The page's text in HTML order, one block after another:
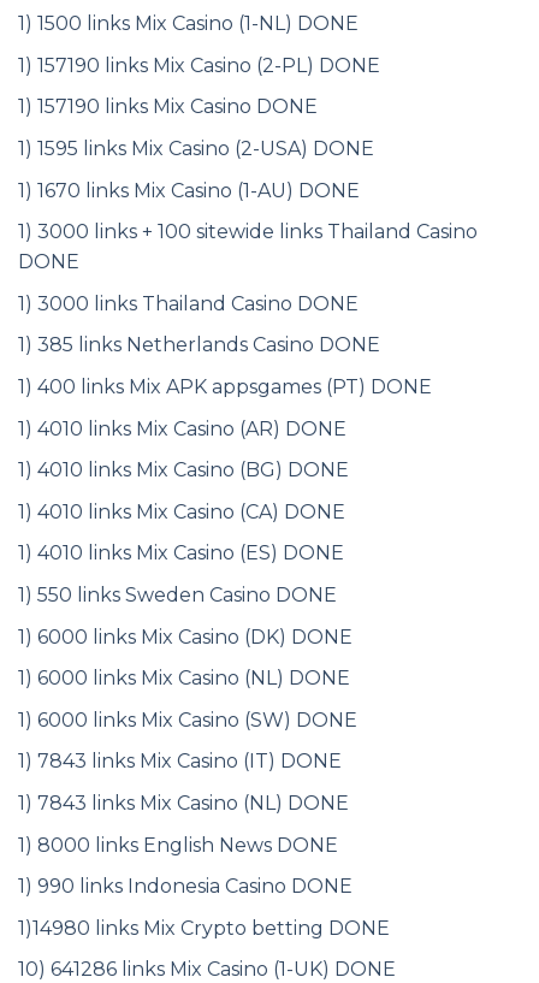
1) 1500 links Mix Casino (1-NL) DONE
1) 157190 links Mix Casino (2-PL) DONE
1) 157190 links Mix Casino DONE
1) 1595 links Mix Casino (2-USA) DONE
1) 1670 links Mix Casino (1-AU) DONE
1) 3000 links + 100 sitewide links Thailand Casino
DONE
1) 3000 links Thailand Casino DONE
1) 385 links Netherlands Casino DONE
1) 400 links Mix APK appsgames (PT) DONE
1) 4010 links Mix Casino (AR) DONE
1) 4010 links Mix Casino (BG) DONE
1) 4010 links Mix Casino (CA) DONE
1) 4010 links Mix Casino (ES) DONE
1) 550 links Sweden Casino DONE
1) 6000 links Mix Casino (DK) DONE
1) 6000 links Mix Casino (NL) DONE
1) 6000 links Mix Casino (SW) DONE
1) 7843 links Mix Casino (IT) DONE
1) 7843 links Mix Casino (NL) DONE
1) 8000 links English News DONE
1) 990 links Indonesia Casino DONE
1)14980 links Mix Crypto betting DONE
10) 641286 links Mix Casino (1-UK) DONE